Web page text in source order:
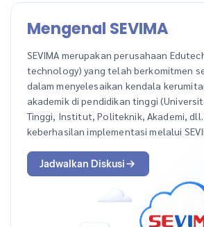
Mengenal SEVIMA
SEVIMA merupakan perusahaan
technology) yang telah berkomitmen
dalam menyelesaikan kendala
akademik di pendidikan tinggi
Tinggi, Institut, Politeknik, Akademi,
keberhasilan implementasi melalui
Jadwalkan Diskusi